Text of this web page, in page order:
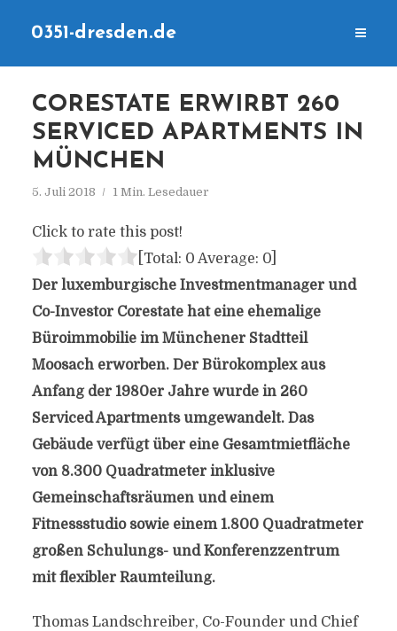
0351-dresden.de
CORESTATE ERWIRBT 260
SERVICED APARTMENTS IN
MÜNCHEN
5. Juli 2018 1 Min. Lesedauer
Click to rate this post!
[Total: 0 Average: 0]
Der luxemburgische Investmentmanager und
Co-Investor Corestate hat eine ehemalige
Büroimmobilie im Münchener Stadtteil
Moosach erworben. Der Bürokomplex aus
Anfang der 1980er Jahre wurde in 260
Serviced Apartments umgewandelt. Das
Gebäude verfügt über eine Gesamtmietfläche
von 8.300 Quadratmeter inklusive
Gemeinschaftsräumen und einem
Fitnessstudio sowie einem 1.800 Quadratmeter
großen Schulungs- und Konferenzzentrum
mit flexibler Raumteilung.
Thomas Landschreiber, Co-Founder und Chief